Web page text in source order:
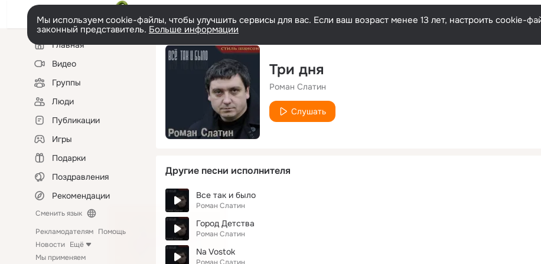
Мы используем cookie-файлы, чтобы улучшить сервисы для вас. Если ваш возраст менее 13 лет, настроить cookie-
законный представитель. Больше информации
Левая
колонкаГлавная
Видео
Группы
Люди
Публикации
Игры
Подарки
Поздравления
Рекомендации
Сменить язык
Рекламодателям Помощь
Новости Ещё
Мы применяем
Три дня
Роман Слатин
Слушать
Другие песни исполнителя
Все так и было
Роман Слатин
Город Детства
Роман Слатин
Na Vostok